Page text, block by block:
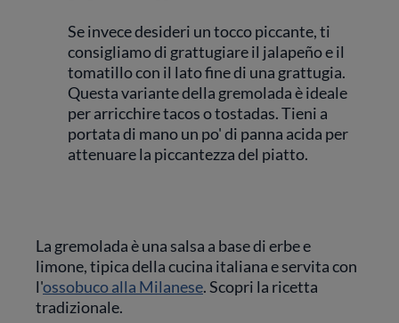
Se invece desideri un tocco piccante, ti
consigliamo di grattugiare il jalapeño e il
tomatillo con il lato fine di una grattugia.
Questa variante della gremolada è ideale
per arricchire tacos o tostadas. Tieni a
portata di mano un po' di panna acida per
attenuare la piccantezza del piatto.
La gremolada è una salsa a base di erbe e
limone, tipica della cucina italiana e servita con
l'ossobuco alla Milanese. Scopri la ricetta
tradizionale.